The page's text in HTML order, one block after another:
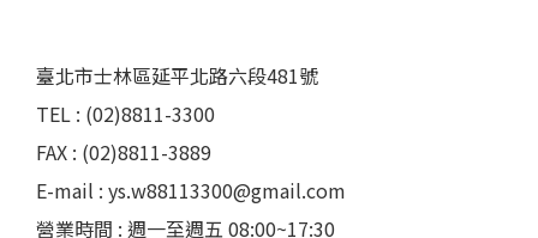
臺北市士林區延平北路六段481號
TEL : (02)8811-3300
FAX : (02)8811-3889
E-mail : ys.w88113300@gmail.com
營業時間 : 週一至週五 08:00~17:30